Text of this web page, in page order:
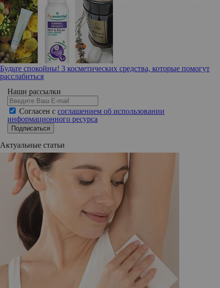
Будьте спокойны! 3 косметических средства, которые помогут
расслабиться
Наши рассылки
Согласен с соглашением об использовании
информационного ресурса
Подписаться
Актуальные статьи